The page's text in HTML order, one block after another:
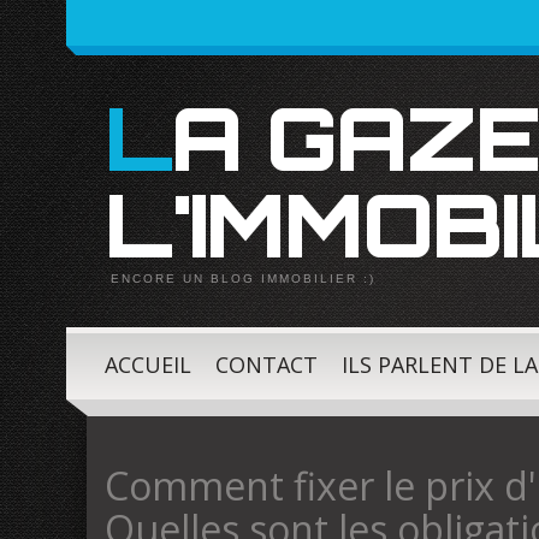
LA GAZETTE DE
ENCORE UN BLOG IMMOBILIER :)
ACCUEIL CONTACT ILS PARLENT DE
Comment fixer le prix